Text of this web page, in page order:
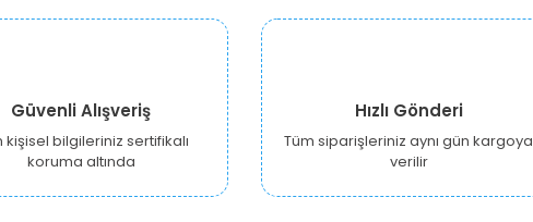
Güvenli Alışveriş
kişisel bilgileriniz sertifikalı
koruma altında
Hızlı Gönderi
Tüm siparişleriniz aynı gün kargoya
verilir